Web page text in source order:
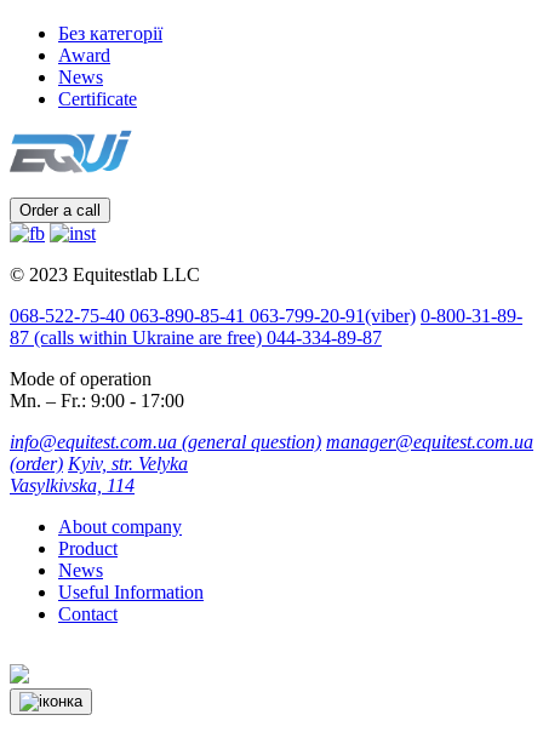
Без категорії
Award
News
Certificate
Order a call
© 2023 Equitestlab LLC
068-522-75-40 063-890-85-41 063-799-20-91(viber) 0-800-31-89-
87 (calls within Ukraine are free) 044-334-89-87
Mode of operation
Mn. – Fr.: 9:00 - 17:00
info@equitest.com.ua (general question) manager@equitest.com.ua
(order) Kyiv, str. Velyka
Vasylkivska, 114
About company
Product
News
Useful Information
Contact